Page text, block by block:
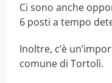
Ci sono anche
6 posti a tempo
Inoltre, c’è
comune di Tortolì.